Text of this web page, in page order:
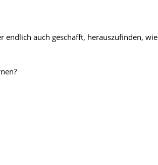
endlich auch geschafft, herauszufinden, wie